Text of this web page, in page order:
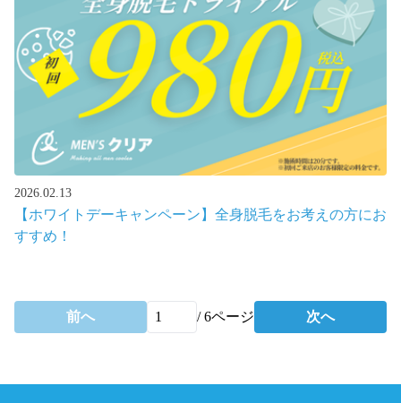
2026.02.13
【ホワイトデーキャンペーン】全身脱毛をお考えの方にお
すすめ！
前へ /6ページ 次へ